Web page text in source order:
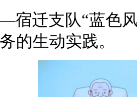
迁支队“蓝色风
的生动实践。